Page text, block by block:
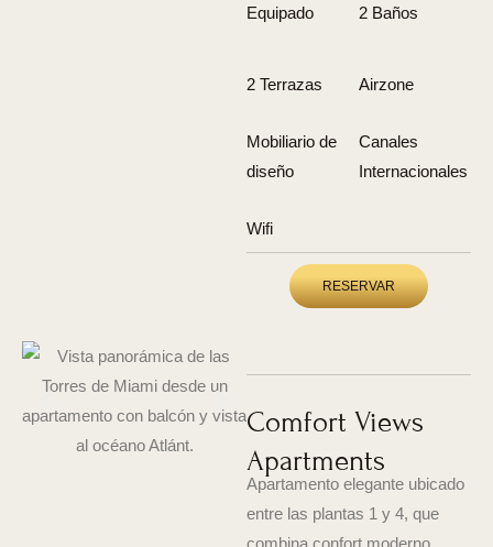
Equipado 2 Baños
2 Terrazas Airzone
Mobiliario de
diseño
Canales
Internacionales
Wifi
RESERVAR
Comfort Views
Apartments
Apartamento elegante ubicado
entre las plantas 1 y 4, que
combina confort moderno,